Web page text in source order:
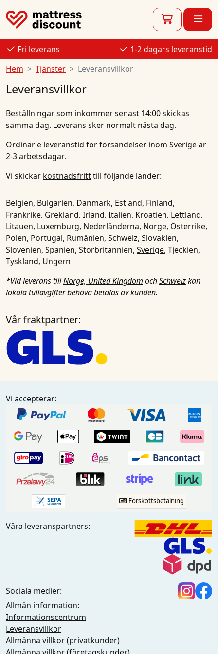
Fri leverans
1-2 dagars leveranstid
Hem
Tjänster Leveransvillkor
Leveransvillkor
Beställningar som inkommer senast 14:00skickas
samma dag. Leverans sker normalt nästa dag.
Ordinarie leveranstid för försändelser inom Sverige är
2-3 arbetsdagar.
Vi skickar kostnadsfritttill följande länder:
Belgien, Bulgarien, Danmark, Estland, Finland,
Frankrike, Grekland, Irland, Italien, Kroatien, Lettland,
Litauen, Luxemburg, Nederländerna, Norge, Österrike,
Polen, Portugal, Rumänien, Schweiz, Slovakien,
Slovenien, Spanien, Storbritannien, Sverige, Tjeckien,
Tyskland, Ungern
*Vid leverans tillNorge, United Kingdom ochSchweizkan
lokala tullavgifter behöva betalas av kunden.
Vår fraktpartner:
Vi accepterar:
Förskottsbetalning
Våra leveranspartners:
Sociala medier:
Allmän information:
Informationscentrum
Leveransvillkor
Allmänna villkor (privatkunder)